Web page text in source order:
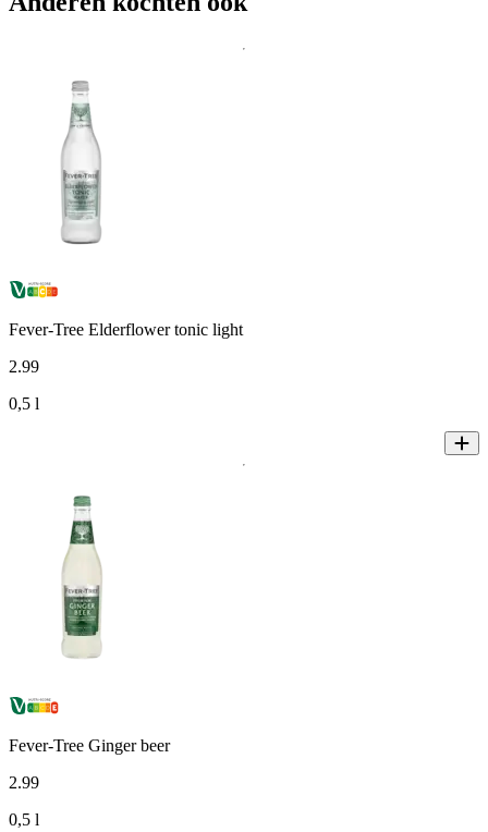
Fever-Tree Elderflower tonic light
2.99
0,5 l
Fever-Tree Ginger beer
2.99
0,5 l